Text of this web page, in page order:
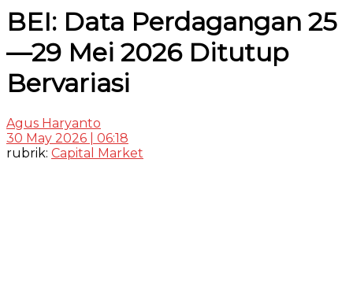
BEI: Data Perdagangan 25
—29 Mei 2026 Ditutup
Bervariasi
Agus Haryanto
30 May 2026 | 06:18
rubrik: Capital Market